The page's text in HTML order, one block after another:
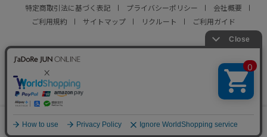
0
特定商取引法に基づく表記 プライバシーポリシー
会社概要
ご利用規約
サイトマップ リクルート ご利用ガイド
© JUN CO.,LTD. ALL RIGHTS RESERVED.